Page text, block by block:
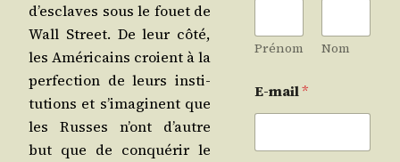
d’es­claves sous le fouet de
Wall Street. De leur côté,
les Amé­ri­cains croient à la
per­fec­tion de leurs ins­ti­
tu­tions et s’i­ma­ginent que
les Russes n’ont d’autre
but que de conqué­rir le
Prénom Nom
E-mail*